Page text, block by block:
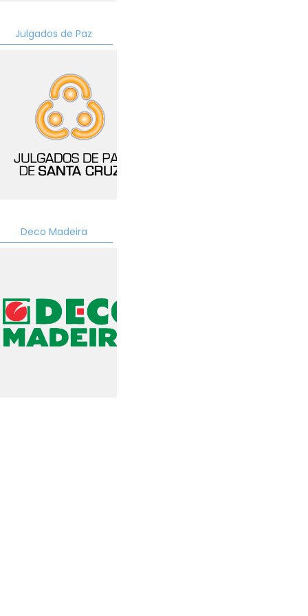
Julgados de Paz
Deco Madeira